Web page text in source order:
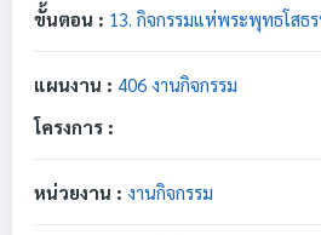
ขั้นตอน : 13. กิจกรรมแห่พระพุทธโสธ
แผนงาน : 406 งานกิจกรรม
โครงการ :
หน่วยงาน : งานกิจกรรม